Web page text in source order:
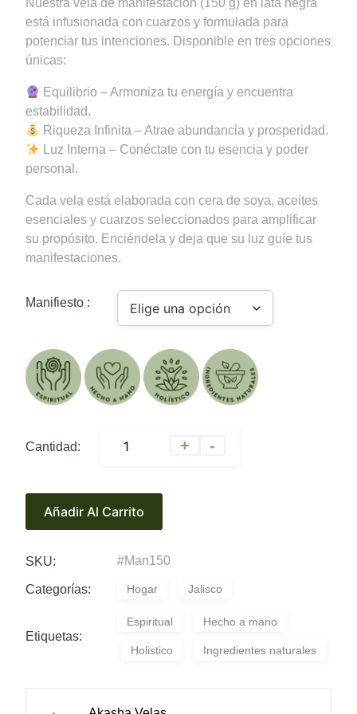
era:
$200.00.
es:
$170.00.
Nuestra vela de manifestación (150 g) en lata negra
está infusionada con cuarzos y formulada para
potenciar tus intenciones. Disponible en tres opciones
únicas:
Equilibrio – Armoniza tu energía y encuentra
estabilidad.
Riqueza Infinita – Atrae abundancia y prosperidad.
Luz Interna – Conéctate con tu esencia y poder
personal.
Cada vela está elaborada con cera de soya, aceites
esenciales y cuarzos seleccionados para amplificar
su propósito. Enciéndela y deja que su luz guíe tus
manifestaciones.
Manifiesto :
Cantidad: + -
Añadir Al Carrito
SKU: #Man150
Categorías: Hogar Jalisco
Etiquetas:
Espiritual Hecho a mano
Holistico Ingredientes naturales